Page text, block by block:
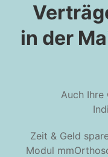
in der
Auch Ihre
Zeit & Geld
Modul